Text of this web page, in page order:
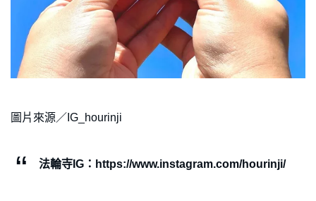
圖片來源／IG_hourinji
法輪寺IG：https://www.instagram.com/hourinji/